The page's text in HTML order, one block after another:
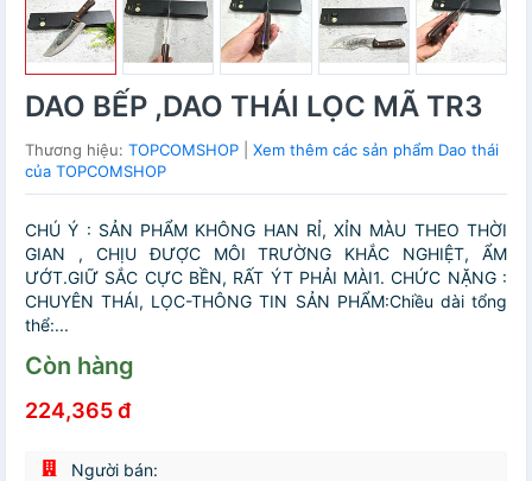
DAO BẾP ,DAO THÁI LỌC MÃ TR3
Thương hiệu: TOPCOMSHOP
Xem thêm các sản phẩm Dao thái
của TOPCOMSHOP
CHÚ Ý : SẢN PHẨM KHÔNG HAN RỈ, XỈN MÀU THEO THỜI
GIAN , CHỊU ĐƯỢC MÔI TRƯỜNG KHẮC NGHIỆT, ẨM
ƯỚT.GIỮ SẮC CỰC BỀN, RẤT ÝT PHẢI MÀI1. CHỨC NẶNG :
CHUYÊN THÁI, LỌC-THÔNG TIN SẢN PHẨM:Chiều dài tổng
thể:...
Còn hàng
224,365 đ
Người bán: